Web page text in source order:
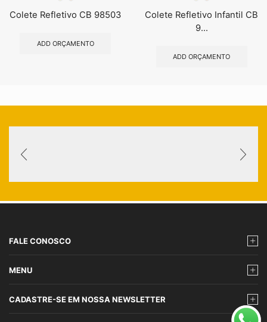
Colete Refletivo CB 98503
ADD ORÇAMENTO
Colete Refletivo Infantil CB
9...
ADD ORÇAMENTO
FALE CONOSCO
MENU
CADASTRE-SE EM NOSSA NEWSLETTER